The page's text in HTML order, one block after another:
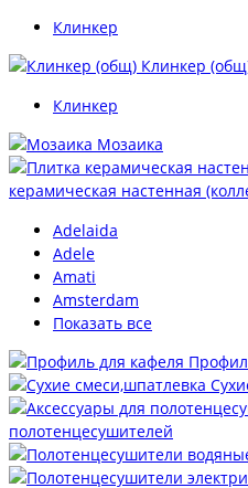
Клинкер
Клинкер
Клинкер
Мозаика
керамическая настенная
Adelaida
Adele
Amati
Amsterdam
Показать все
полотенцесушителей